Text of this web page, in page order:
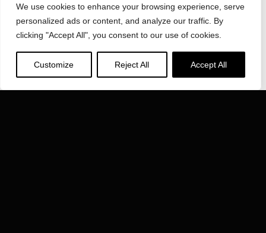
We use cookies to enhance your browsing experience, serve
personalized ads or content, and analyze our traffic. By
clicking "Accept All", you consent to our use of cookies.
Customize Reject All Accept All
Phone: 054-954-5682
Fax: 054-954-5685
Email:inductotherm@inductotherm.co.kr
INDUCTOTHERM GROUP